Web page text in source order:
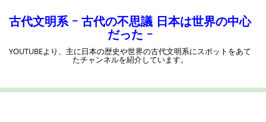
キ
古代文明系 ｰ 古代の不思議 日本は世界の中心
だった ｰ
YOUTUBEより、主に日本の歴史や世界の古代文明系にスポットをあて
たチャンネルを紹介しています。